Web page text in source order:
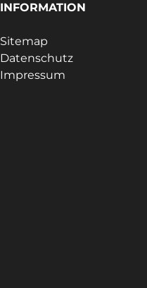
INFORMATION
Sitemap
Datenschutz
Impressum